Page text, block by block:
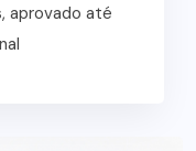
aprovado até